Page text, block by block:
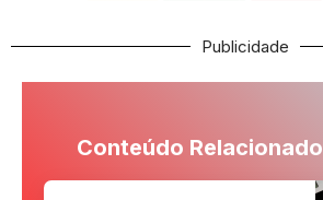
Publicidade
Conteúdo Relacionado